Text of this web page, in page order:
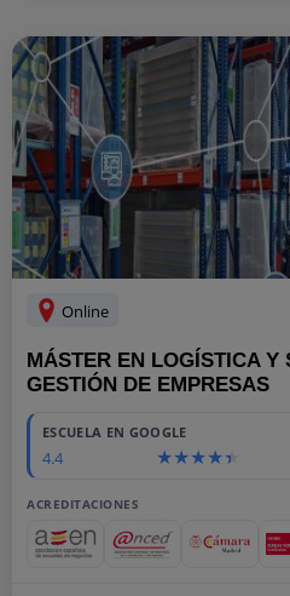
Online
MÁSTER EN LOGÍSTICA Y
GESTIÓN DE EMPRESAS
ESCUELA EN GOOGLE
4.4
ACREDITACIONES